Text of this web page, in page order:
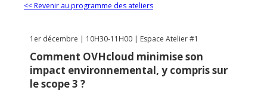
<< Revenir au programme des ateliers
1er décembre | 10H30-11H00 | Espace Atelier #1
Comment OVHcloud minimise son
impact environnemental, y compris sur
le scope 3 ?